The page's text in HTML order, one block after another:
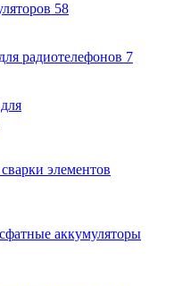
58
радиотелефонов 7
элементов
аккумуляторы